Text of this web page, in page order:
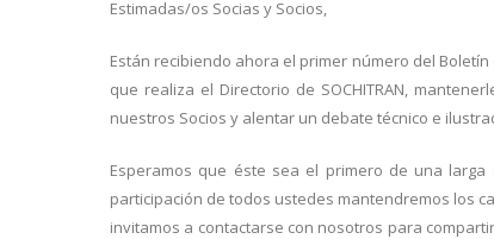
Estimadas/os Socias y Socios,
Están recibiendo ahora el primer número del
que realiza el Directorio de SOCHITRAN,
nuestros Socios y alentar un debate técnico e
Esperamos que éste sea el primero de una
participación de todos ustedes mantendremos los
invitamos a contactarse con nosotros para